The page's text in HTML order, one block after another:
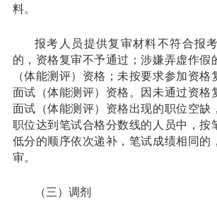
料。
报考人员提供复审材料不符合报
的，资格复审不予通过；涉嫌弄虚作假
（体能测评）资格；未按要求参加资格
面试（体能测评）资格。因未通过资格
面试（体能测评）资格出现的职位空缺
职位达到笔试合格分数线的人员中，按
低分的顺序依次递补，笔试成绩相同的
审。
（三）调剂